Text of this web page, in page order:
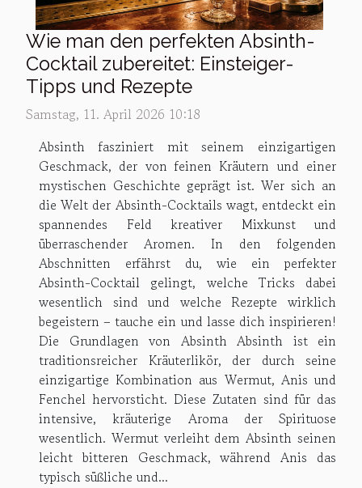
Wie man den perfekten Absinth-
Cocktail zubereitet: Einsteiger-
Tipps und Rezepte
Samstag, 11. April 2026 10:18
Absinth fasziniert mit seinem einzigartigen
Geschmack, der von feinen Kräutern und einer
mystischen Geschichte geprägt ist. Wer sich an
die Welt der Absinth-Cocktails wagt, entdeckt ein
spannendes Feld kreativer Mixkunst und
überraschender Aromen. In den folgenden
Abschnitten erfährst du, wie ein perfekter
Absinth-Cocktail gelingt, welche Tricks dabei
wesentlich sind und welche Rezepte wirklich
begeistern – tauche ein und lasse dich inspirieren!
Die Grundlagen von Absinth Absinth ist ein
traditionsreicher Kräuterlikör, der durch seine
einzigartige Kombination aus Wermut, Anis und
Fenchel hervorsticht. Diese Zutaten sind für das
intensive, kräuterige Aroma der Spirituose
wesentlich. Wermut verleiht dem Absinth seinen
leicht bitteren Geschmack, während Anis das
typisch süßliche und...